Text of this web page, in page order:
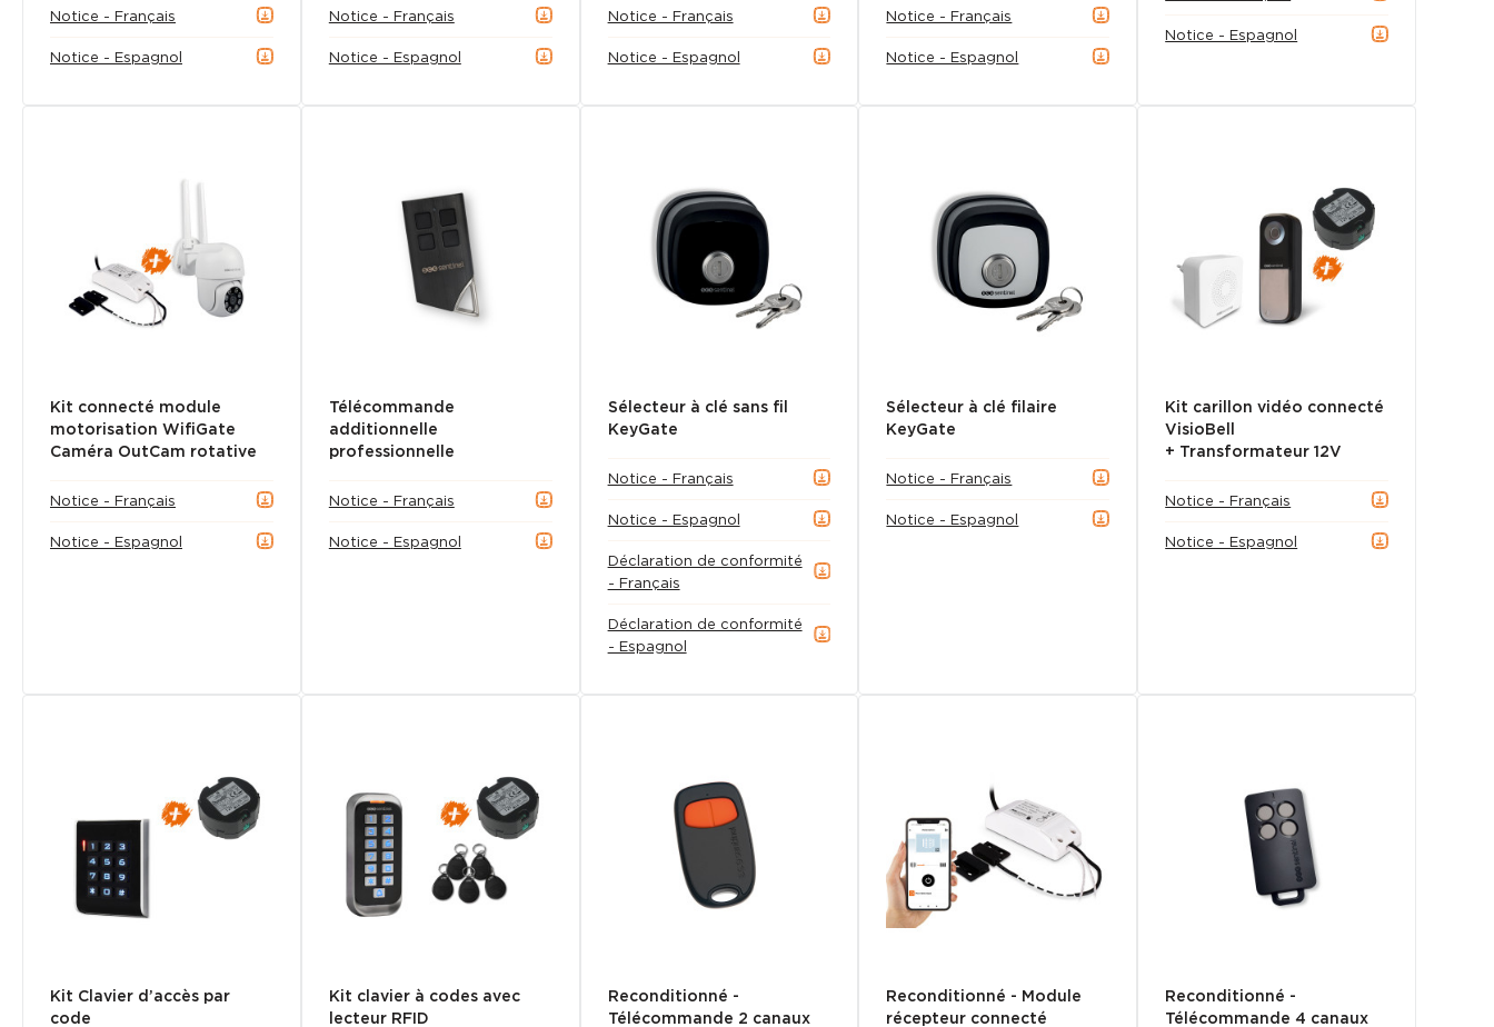
Notice - Français
Notice - Espagnol
Notice - Français
Notice - Espagnol
Notice - Français
Notice - Espagnol
Notice - Français
Notice - Espagnol
Notice - Espagnol
Kit connecté module
motorisation WifiGate
Caméra OutCam rotative
Notice - Français
Notice - Espagnol
Télécommande
additionnelle
professionnelle
Notice - Français
Notice - Espagnol
Sélecteur à clé sans fil
KeyGate
Notice - Français
Notice - Espagnol
Déclaration de conformité
- Français
Déclaration de conformité
- Espagnol
Sélecteur à clé filaire
KeyGate
Notice - Français
Notice - Espagnol
Kit carillon vidéo connecté
VisioBell
+ Transformateur 12V
Notice - Français
Notice - Espagnol
Kit Clavier d’accès par
code
Kit clavier à codes avec
lecteur RFID
Reconditionné -
Télécommande 2 canaux
Reconditionné - Module
récepteur connecté
Reconditionné -
Télécommande 4 canaux